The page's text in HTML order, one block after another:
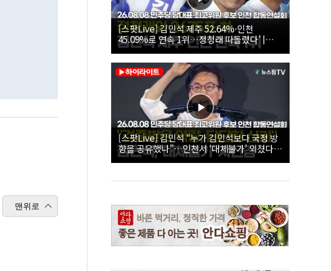
맨위로
[스팟Live] 김민석 제주 52.64%·인천
45.09%로 연속 1위…정청래 따돌렸다’ |
26.08.08 더불어민주당 당대표·최고위원 후
보 인천 합동연설회
[스팟Live] 김민석 “누가 김민석보다 국정 방
향을 공유했나”…인천서 ‘대체불가’ 외쳤다 |
26.08.08 더불어민주당 당대표·최고위원 후